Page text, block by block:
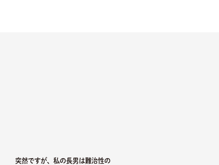
突然ですが、私の長男は難治性の